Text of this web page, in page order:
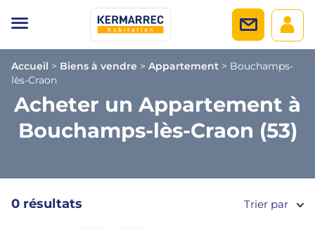
Accueil > Biens à vendre > Appartement > Bouchamps-
lès-Craon
Acheter un Appartement à
Bouchamps-lès-Craon (53)
0 résultats Trier par